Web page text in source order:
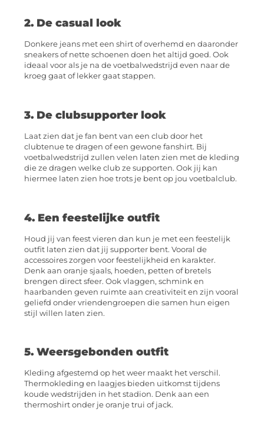
2. De casual look
Donkere jeans met een shirt of overhemd en daaronder
sneakers of nette schoenen doen het altijd goed. Ook
ideaal voor als je na de voetbalwedstrijd even naar de
kroeg gaat of lekker gaat stappen.
3. De clubsupporter look
Laat zien dat je fan bent van een club door het
clubtenue te dragen of een gewone fanshirt. Bij
voetbalwedstrijd zullen velen laten zien met de kleding
die ze dragen welke club ze supporten. Ook jij kan
hiermee laten zien hoe trots je bent op jou voetbalclub.
4. Een feestelijke outfit
Houd jij van feest vieren dan kun je met een feestelijk
outfit laten zien dat jij supporter bent. Vooral de
accessoires zorgen voor feestelijkheid en karakter.
Denk aan oranje sjaals, hoeden, petten of bretels
brengen direct sfeer. Ook vlaggen, schmink en
haarbanden geven ruimte aan creativiteit en zijn vooral
geliefd onder vriendengroepen die samen hun eigen
stijl willen laten zien.
5. Weersgebonden outfit
Kleding afgestemd op het weer maakt het verschil.
Thermokleding en laagjes bieden uitkomst tijdens
koude wedstrijden in het stadion. Denk aan een
thermoshirt onder je oranje trui of jack.